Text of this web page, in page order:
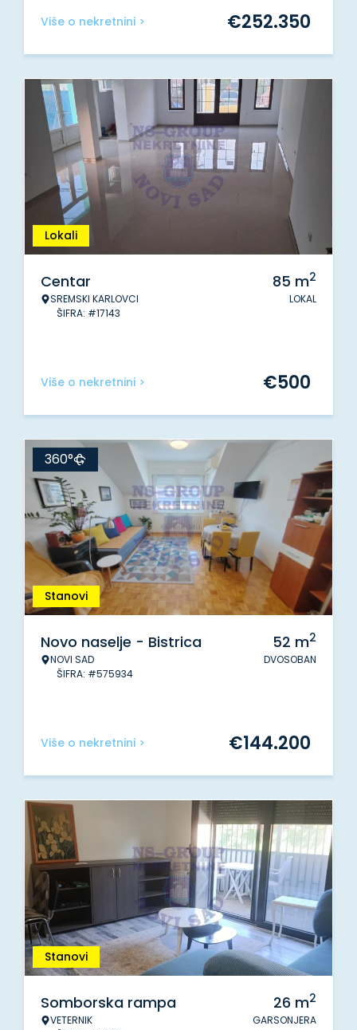
Više o nekretnini > €252.350
Lokali
Centar
SREMSKI KARLOVCI
ŠIFRA: #17143
85 m2
LOKAL
Više o nekretnini > €500
Stanovi
360°
Novo naselje - Bistrica
NOVI SAD
ŠIFRA: #575934
52 m2
DVOSOBAN
Više o nekretnini > €144.200
Stanovi
Somborska rampa
VETERNIK
26 m2
GARSONJERA